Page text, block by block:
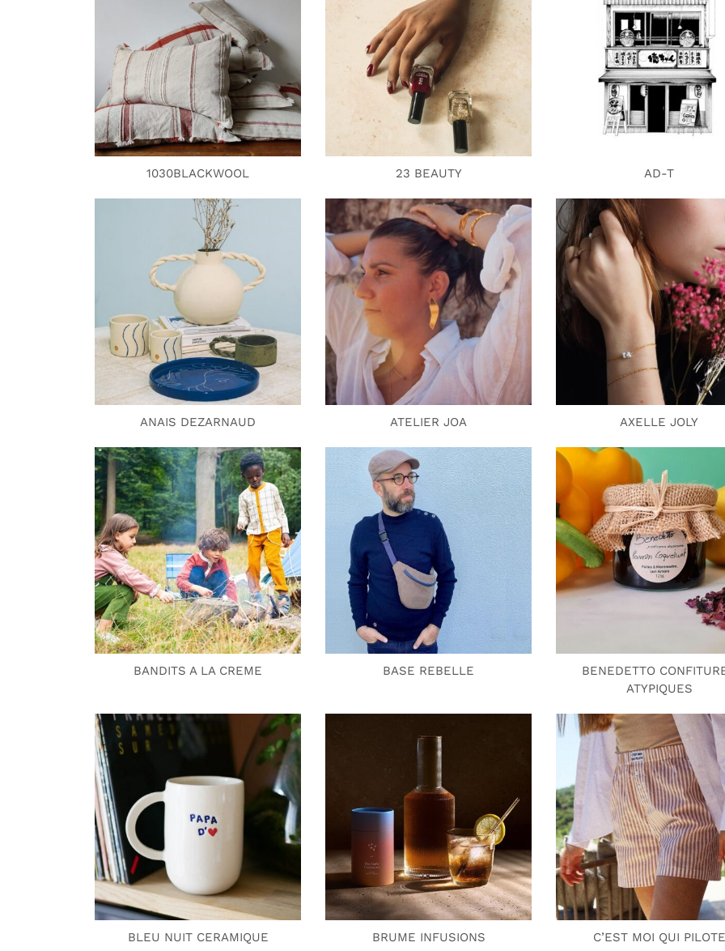
1030BLACKWOOL 23 BEAUTY AD-T
ANAIS DEZARNAUD ATELIER JOA AXELLE JOLY
BANDITS A LA CREME BASE REBELLE
BENEDETTO
ATYPIQUES
BLEU NUIT CERAMIQUE BRUME INFUSIONS C’EST MOI QUI PILOTE